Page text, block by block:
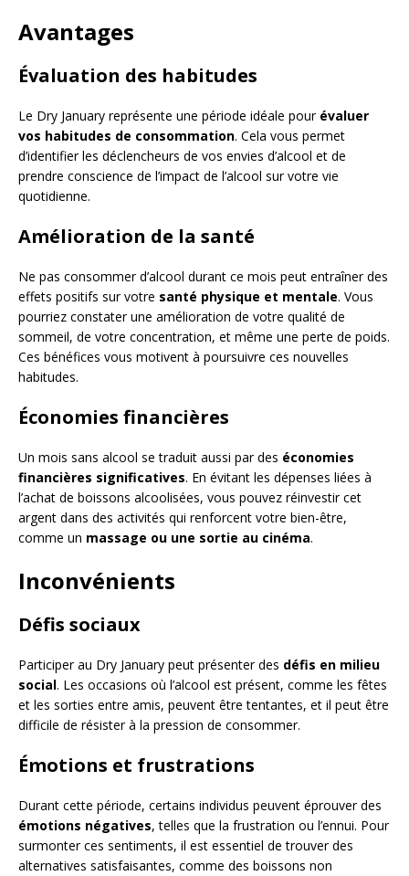
Avantages
Évaluation des habitudes
Le Dry January représente une période idéale pour évaluer
vos habitudes de consommation. Cela vous permet
d’identifier les déclencheurs de vos envies d’alcool et de
prendre conscience de l’impact de l’alcool sur votre vie
quotidienne.
Amélioration de la santé
Ne pas consommer d’alcool durant ce mois peut entraîner des
effets positifs sur votre santé physique et mentale. Vous
pourriez constater une amélioration de votre qualité de
sommeil, de votre concentration, et même une perte de poids.
Ces bénéfices vous motivent à poursuivre ces nouvelles
habitudes.
Économies financières
Un mois sans alcool se traduit aussi par des économies
financières significatives. En évitant les dépenses liées à
l’achat de boissons alcoolisées, vous pouvez réinvestir cet
argent dans des activités qui renforcent votre bien-être,
comme un massage ou une sortie au cinéma.
Inconvénients
Défis sociaux
Participer au Dry January peut présenter des défis en milieu
social. Les occasions où l’alcool est présent, comme les fêtes
et les sorties entre amis, peuvent être tentantes, et il peut être
difficile de résister à la pression de consommer.
Émotions et frustrations
Durant cette période, certains individus peuvent éprouver des
émotions négatives, telles que la frustration ou l’ennui. Pour
surmonter ces sentiments, il est essentiel de trouver des
alternatives satisfaisantes, comme des boissons non